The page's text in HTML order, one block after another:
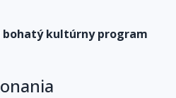
bohatý kultúrny program